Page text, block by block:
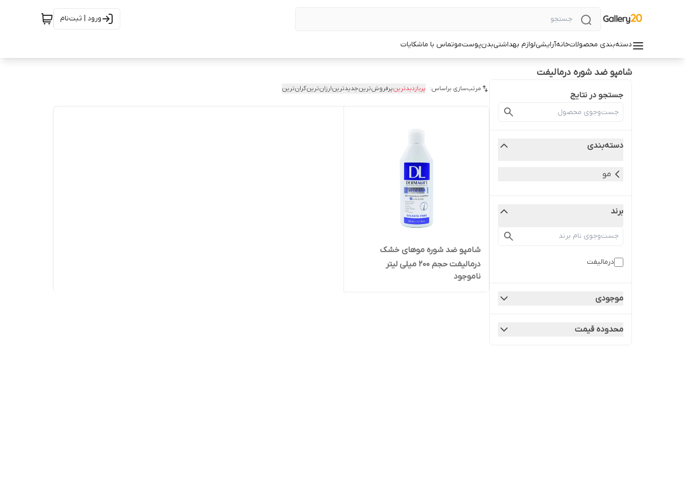
ورود | ثبت‌نام
دسته‌بندی محصولاتخانهآرایشیلوازم بهداشتیبدنپوستموتماس با ماشکایات
شامپو ضد شوره درمالیفت
جستجو در نتایج
دسته‌بندی
مو
برند
درمالیفت
موجودی
محدوده قیمت
مرتب‌سازی براساس: پربازدیدترینپرفروش‌ترینجدیدترینارزان‌ترینگران‌ترین
شامپو ضد شوره موهای خشک
درمالیفت حجم 200 میلی لیتر
ناموجود